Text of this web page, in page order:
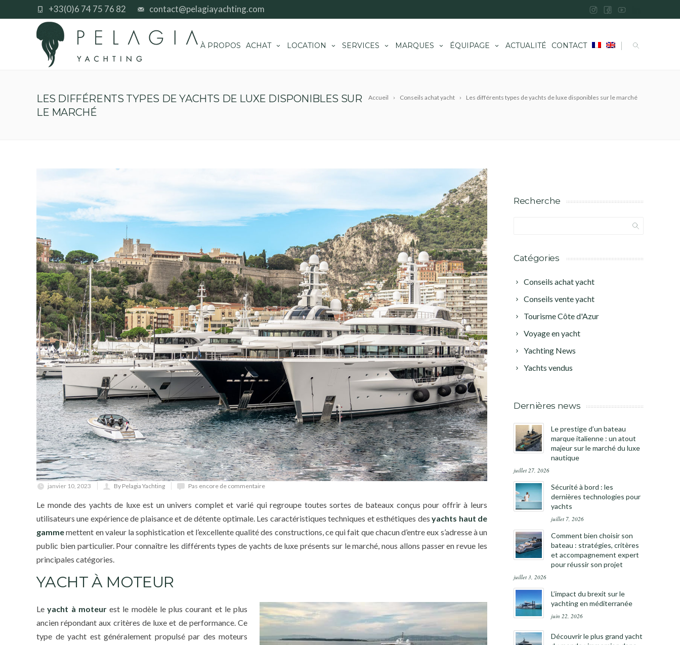
contact@pelagiayachting.com
+33(0)6 74 75 76 82
À PROPOS ACHAT LOCATION SERVICES MARQUES ÉQUIPAGE ACTUALITÉ CONTACT |
Accueil Conseils achat yacht Les différents types de yachts de luxe disponibles sur le marché
LES DIFFÉRENTS TYPES DE YACHTS DE LUXE DISPONIBLES SUR
LE MARCHÉ
janvier 10, 2023 By Pelagia Yachting Pas encore de commentaire
Le monde des yachts de luxe est un univers complet et varié qui regroupe toutes sortes de bateaux conçus pour offrir à leurs
utilisateurs une expérience de plaisance et de détente optimale. Les caractéristiques techniques et esthétiques desyachts haut de
gammemettent en valeur la sophistication et l’excellente qualité des constructions, ce qui fait que chacun d’entre eux s’adresse à un
public bien particulier. Pour connaître les différents types de yachts de luxe présents sur le marché, nous allons passer en revue les
principales catégories.
YACHT À MOTEUR
Leyacht à moteurest le modèle le plus courant et le plus
ancien répondant aux critères de luxe et de performance. Ce
type de yacht est généralement propulsé par des moteurs
Recherche
Catégories
Conseils achat yacht
Conseils vente yacht
Tourisme Côte d'Azur
Voyage en yacht
Yachting News
Yachts vendus
Dernières news
Le prestige d’un bateau
marque italienne : un atout
majeur sur le marché du luxe
nautique
juillet 27, 2026
Sécurité à bord : les
dernières technologies pour
yachts
juillet 7, 2026
Comment bien choisir son
bateau : stratégies, critères
et accompagnement expert
pour réussir son projet
juillet 3, 2026
L’impact du brexit sur le
yachting en méditerranée
juin 22, 2026
Découvrir le plus grand yacht